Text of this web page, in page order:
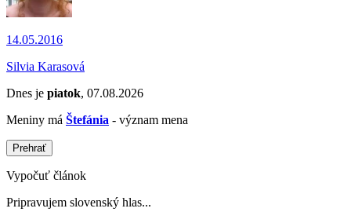
14.05.2016
Silvia Karasová
Dnes je piatok, 07.08.2026
Meniny má Štefánia - význam mena
Prehrať
Vypočuť článok
Pripravujem slovenský hlas...